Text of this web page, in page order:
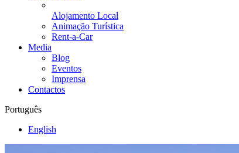
Alojamento Local
Animação Turística
Rent-a-Car
Media
Blog
Eventos
Imprensa
Contactos
Português
English